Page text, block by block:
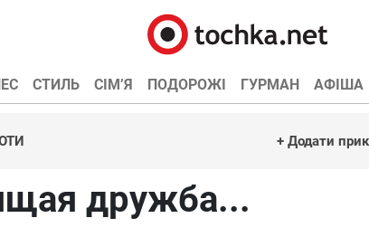
СТИЛЬ СІМ’Я ПОДОРОЖІ ГУРМАН АФІША
+ Додати
дружба...